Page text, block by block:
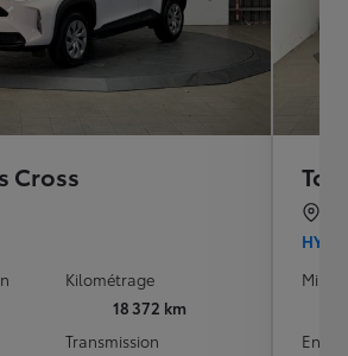
Cross
Kilométrage
18 372 km
Transmission
Mise